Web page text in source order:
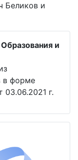
Беликов и
и
в форме
г.